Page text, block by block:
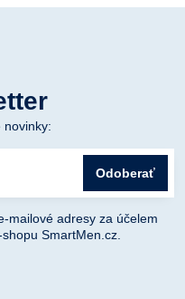
novinky:
Odoberať
mailové adresy za účelem
SmartMen.cz.